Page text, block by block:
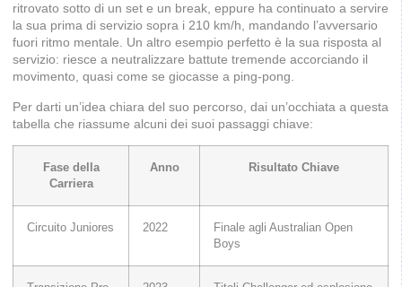
ritrovato sotto di un set e un break, eppure ha continuato a servire
la sua prima di servizio sopra i 210 km/h, mandando l’avversario
fuori ritmo mentale. Un altro esempio perfetto è la sua risposta al
servizio: riesce a neutralizzare battute tremende accorciando il
movimento, quasi come se giocasse a ping-pong.
Per darti un’idea chiara del suo percorso, dai un’occhiata a questa
tabella che riassume alcuni dei suoi passaggi chiave:
Fase della
Carriera
Anno Risultato Chiave
Circuito Juniores 2022
Finale agli Australian Open
Boys